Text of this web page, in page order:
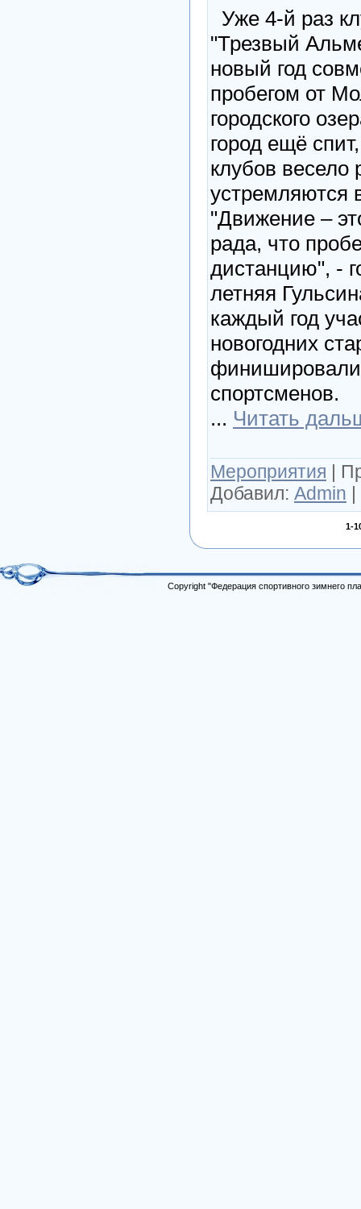
Уже 4-й раз
"Трезвый
новый год
пробегом от
городского
город ещё
клубов весело
устремляются
"Движение –
рада, что
дистанцию", -
летняя
каждый год
новогодних
финишировали
спортсменов.
... Читать
Мероприятия
Добавил: Admin
1-
Copyright "Федерация спортивного зимнего